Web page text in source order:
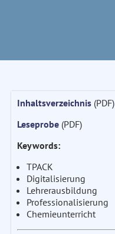
Inhaltsverzeichnis(PDF)
Leseprobe(PDF)
Keywords:
TPACK
Digitalisierung
Lehrerausbildung
Professionalisierung
Chemieunterricht